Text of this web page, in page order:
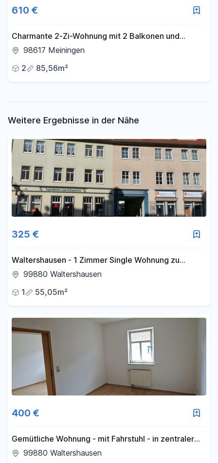
610 €
Charmante 2-Zi-Wohnung mit 2 Balkonen und
Gartenzugang in Meiningen
98617 Meiningen
2
85,56m²
Weitere Ergebnisse in der Nähe
325 €
Waltershausen - 1 Zimmer Single Wohnung zu
vermieten!
99880 Waltershausen
1
55,05m²
400 €
Gemütliche Wohnung - mit Fahrstuhl - in zentraler
Lage von Waltershausen
99880 Waltershausen